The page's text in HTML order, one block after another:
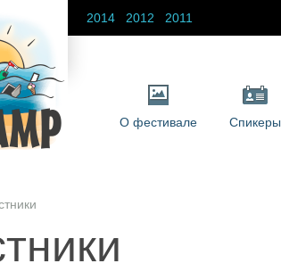
2014 2012 2011
О фестивале Спикеры